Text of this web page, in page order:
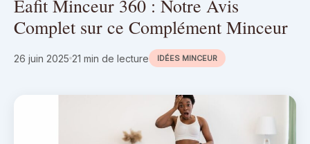
Eafit Minceur 360 : Notre Avis
Complet sur ce Complément Minceur
26 juin 2025 21 min de lecture IDÉES MINCEUR